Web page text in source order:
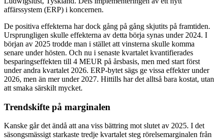
affärssystem (ERP) i koncernen.
De positiva effekterna har dock gång på gång skjutits på framtiden.
Ursprungligen skulle effekterna av detta börja synas under 2024. I
början av 2025 trodde man i stället att vinsterna skulle komma
senare under hösten. Och nu i senaste kvartalet kvantifierades
besparingseffekten till 4 MEUR på årsbasis, men med start först
under andra kvartalet 2026. ERP-bytet sägs ge vissa effekter under
2026, men än mer under 2027. Hittills har det alltså bara kostat, utan
att smaka särskilt mycket.
Trendskifte på marginalen
Kanske går det ändå att ana viss bättring mot slutet av 2025. I det
säsongsmässigt starkaste tredje kvartalet steg rörelsemarginalen från